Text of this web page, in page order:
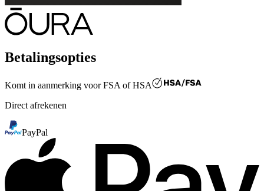
Betalingsopties
Komt in aanmerking voorFSA of HSA
Direct afrekenen
PayPal